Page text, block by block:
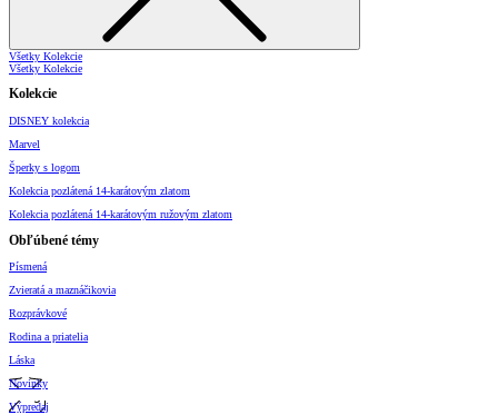
Všetky Kolekcie
Všetky Kolekcie
Kolekcie
DISNEY kolekcia
Marvel
Šperky s logom
Kolekcia pozlátená 14-karátovým zlatom
Kolekcia pozlátená 14-karátovým ružovým zlatom
Obľúbené témy
Písmená
Zvieratá a maznáčikovia
Rozprávkové
Rodina a priatelia
Láska
Novinky
Výpredaj